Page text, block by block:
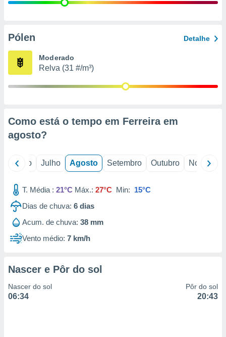
e
de
Pólen Detalhe
Moderado
Relva (31 #/m³)
Como está o tempo em Ferreira em
agosto?
Junho Julho Agosto Setembro Outubro Novembro
T. Média : 21°C Máx.: 27°C Min: 15°C
Dias de chuva: 6 dias
Acum. de chuva: 38 mm
Vento médio: 7 km/h
Nascer e Pôr do sol
Nascer do sol
06:34
Pôr do sol
20:43